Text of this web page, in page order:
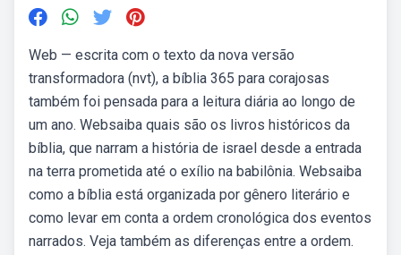
Web — escrita com o texto da nova versão
transformadora (nvt), a bíblia 365 para corajosas
também foi pensada para a leitura diária ao longo de
um ano. Websaiba quais são os livros históricos da
bíblia, que narram a história de israel desde a entrada
na terra prometida até o exílio na babilônia. Websaiba
como a bíblia está organizada por gênero literário e
como levar em conta a ordem cronológica dos eventos
narrados. Veja também as diferenças entre a ordem.